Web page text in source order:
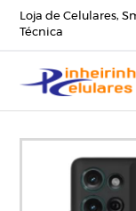
Loja de Celulares,
Técnica